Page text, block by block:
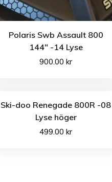
Polaris Swb Assault 800
144″ -14 Lyse
900.00kr
Ski-doo Renegade 800R -08
Lyse höger
499.00kr